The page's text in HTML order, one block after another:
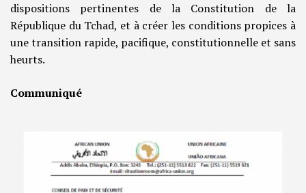
dispositions pertinentes de la Constitution de la
République du Tchad, et à créer les conditions propices à
une transition rapide, pacifique, constitutionnelle et sans
heurts.
Communiqué